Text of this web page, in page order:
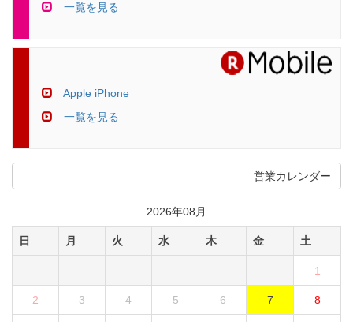
一覧を見る
Apple iPhone
一覧を見る
営業カレンダー
2026年08月
日 月 火 水 木 金 土
1
2 3 4 5 6 7 8